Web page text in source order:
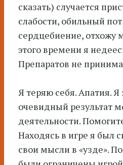
сказать) случается
слабости, обильный
сердцебиение, отхожу
этого времени я
Препаратов не
Я теряю себя. Апатия. Я
очевидный результат
деятельности.
Находясь в игре я был
свои мысли в «узде».